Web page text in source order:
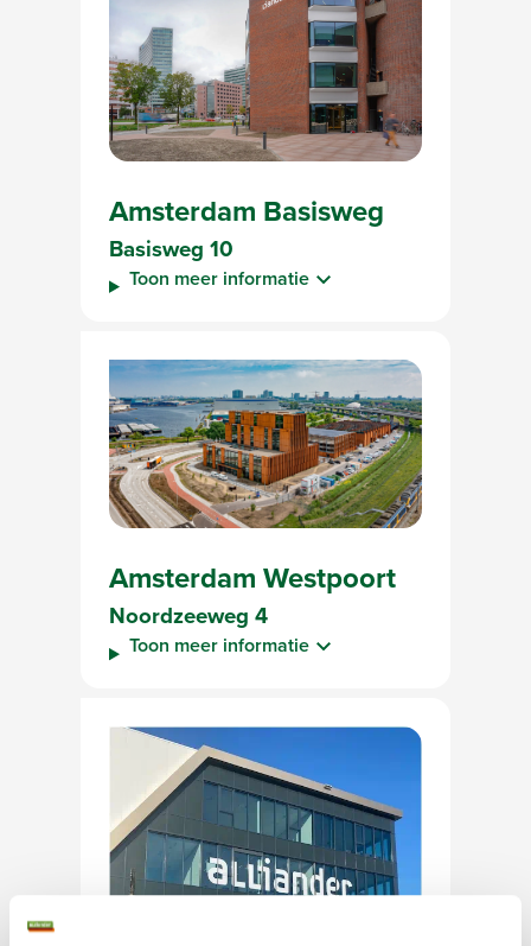
Amsterdam Basisweg
Basisweg 10
Toon meer informatie
Amsterdam Westpoort
Noordzeeweg 4
Toon meer informatie